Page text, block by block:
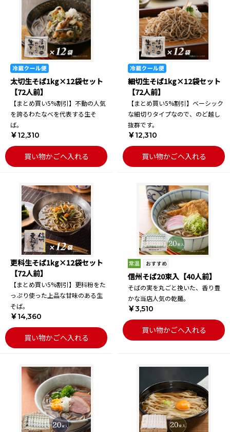
太切生そば1kg×12袋セット
【72人前】
【まとめ買い5%割引】不動の人気
を誇るわたなべを代表する生そ
ば。
￥12,310
買い物かごへ入れる
細切生そば1kg×12袋セット
【72人前】
【まとめ買い5%割引】ベーシック
な細切りタイプなので、のど越し
抜群です。
￥12,310
買い物かごへ入れる
更科生そば1kg×12袋セット
【72人前】
【まとめ買い5%割引】更科粉をた
っぷり使った上品な甘味のある生
そば。
￥14,360
買い物かごへ入れる
信州そば20束入【40人前】
そばの実を丸ごと挽いた、香り豊
かな当店人気の乾麺。
￥3,510
買い物かごへ入れる